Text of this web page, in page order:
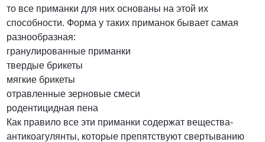
то все приманки для них основаны на этой их
способности. Форма у таких приманок бывает самая
разнообразная:
гранулированные приманки
твердые брикеты
мягкие брикеты
отравленные зерновые смеси
родентицидная пена
Как правило все эти приманки содержат вещества-
антикоагулянты, которые препятствуют свертыванию